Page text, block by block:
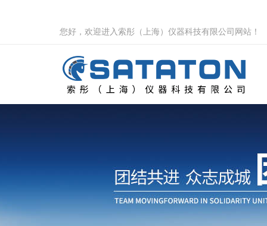
您好，欢迎进入索彤（上海）仪器科技有限公司网站！